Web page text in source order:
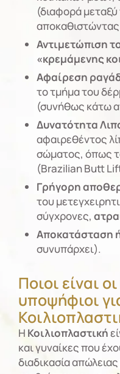
(διαφορά
αποκαθιστώντας
Αντιμετώπιση
«κρεμάμενης
Αφαίρεση
το τμήμα του
(συνήθως κάτω
Δυνατότητα
αφαιρεθέντος
σώματος, όπως
(Brazilian Butt
Γρήγορη
του
σύγχρονες,
Αποκατάσταση
συνυπάρχει).
Ποιοι είναι
υποψήφιοι
Η Κοιλιοπλαστική
και γυναίκες που
διαδικασία